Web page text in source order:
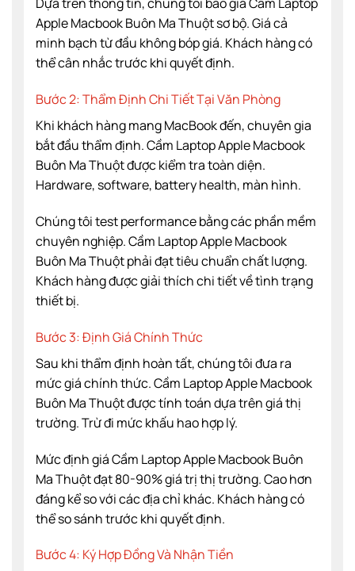
Dựa trên thông tin, chúng tôi báo giá Cầm Laptop
Apple Macbook Buôn Ma Thuột sơ bộ. Giá cả
minh bạch từ đầu không bóp giá. Khách hàng có
thể cân nhắc trước khi quyết định.
Bước 2: Thẩm Định Chi Tiết Tại Văn Phòng
Khi khách hàng mang MacBook đến, chuyên gia
bắt đầu thẩm định. Cầm Laptop Apple Macbook
Buôn Ma Thuột được kiểm tra toàn diện.
Hardware, software, battery health, màn hình.
Chúng tôi test performance bằng các phần mềm
chuyên nghiệp. Cầm Laptop Apple Macbook
Buôn Ma Thuột phải đạt tiêu chuẩn chất lượng.
Khách hàng được giải thích chi tiết về tình trạng
thiết bị.
Bước 3: Định Giá Chính Thức
Sau khi thẩm định hoàn tất, chúng tôi đưa ra
mức giá chính thức. Cầm Laptop Apple Macbook
Buôn Ma Thuột được tính toán dựa trên giá thị
trường. Trừ đi mức khấu hao hợp lý.
Mức định giá Cầm Laptop Apple Macbook Buôn
Ma Thuột đạt 80-90% giá trị thị trường. Cao hơn
đáng kể so với các địa chỉ khác. Khách hàng có
thể so sánh trước khi quyết định.
Bước 4: Ký Hợp Đồng Và Nhận Tiền